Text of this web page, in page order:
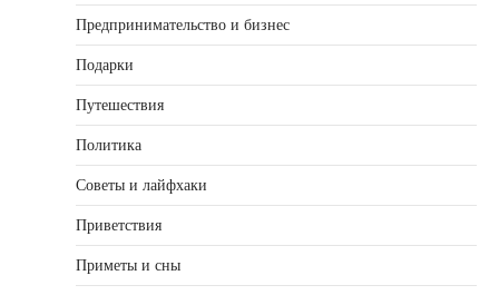
Предпринимательство и бизнес
Подарки
Путешествия
Политика
Советы и лайфхаки
Приветствия
Приметы и сны